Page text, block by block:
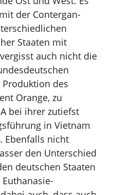
der Contergan-
Staaten mit
auch nicht die
des
Orange, zu
bei ihrer zutiefst
in Vietnam
Ebenfalls nicht
den Unterschied
deutschen Staaten